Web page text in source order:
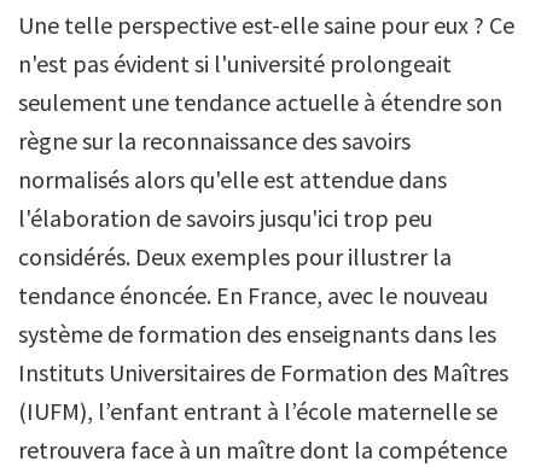
Une telle perspective est-elle saine pour eux ? Ce
n'est pas évident si l'université prolongeait
seulement une tendance actuelle à étendre son
règne sur la reconnaissance des savoirs
normalisés alors qu'elle est attendue dans
l'élaboration de savoirs jusqu'ici trop peu
considérés. Deux exemples pour illustrer la
tendance énoncée. En France, avec le nouveau
système de formation des enseignants dans les
Instituts Universitaires de Formation des Maîtres
(IUFM), l’enfant entrant à l’école maternelle se
retrouvera face à un maître dont la compétence